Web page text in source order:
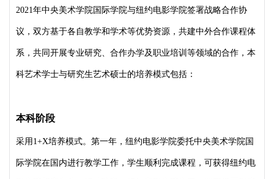
2021年中央美术学院国际学院与纽约电影学院签署战略合作协
议，双方基于各自教学和学术等优势资源，共建中外合作课程体
系，共同开展专业研究、合作办学及职业培训等领域的合作，本
科艺术学士与研究生艺术硕士的培养模式包括：
本科阶段
采用1+X培养模式。第一年，纽约电影学院委托中央美术学院国
际学院在国内进行教学工作，学生顺利完成课程，可获得纽约电